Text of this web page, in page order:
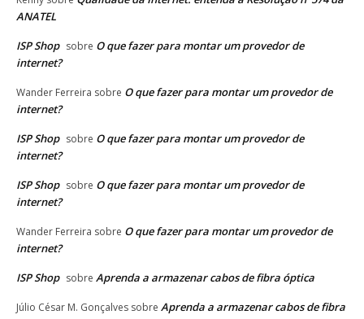
ANATEL
ISP Shop sobre O que fazer para montar um provedor de
internet?
Wander Ferreira sobre O que fazer para montar um provedor de
internet?
ISP Shop sobre O que fazer para montar um provedor de
internet?
ISP Shop sobre O que fazer para montar um provedor de
internet?
Wander Ferreira sobre O que fazer para montar um provedor de
internet?
ISP Shop sobre Aprenda a armazenar cabos de fibra óptica
Júlio César M. Gonçalves sobre Aprenda a armazenar cabos de fibra